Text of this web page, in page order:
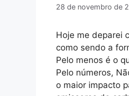
28 de novembro de
Hoje me deparei
como sendo a
Pelo menos é o
Pelo números,
o maior impacto